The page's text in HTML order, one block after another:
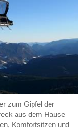
zum Gipfel der
aus dem Hause
Komfortsitzen und